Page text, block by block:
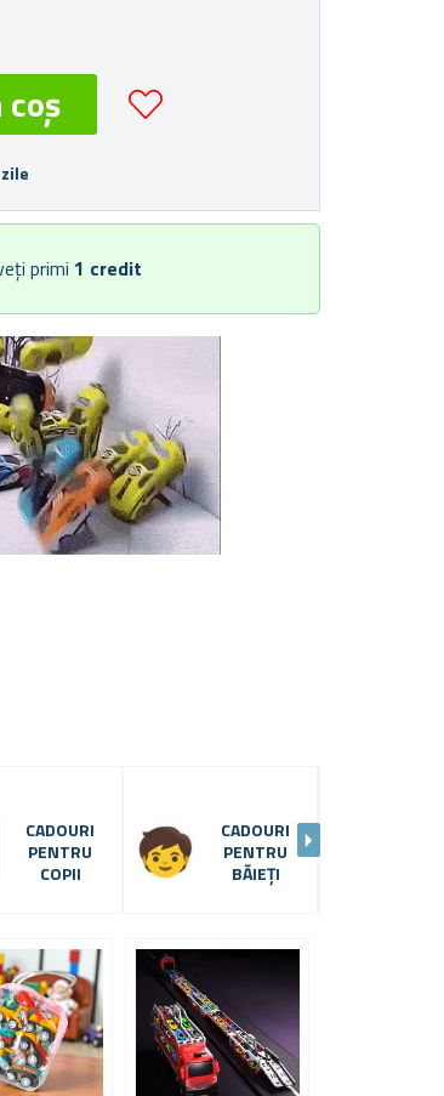
primi 1 credit
CADOURI
PENTRU
COPII
CADOURI
PENTRU
BĂIEȚI